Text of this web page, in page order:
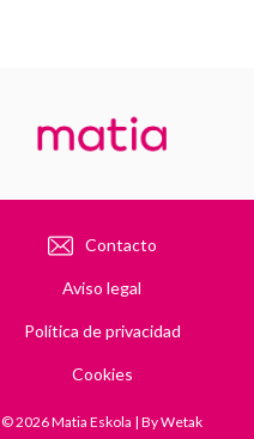
Contacto
Aviso legal
Política de privacidad
Cookies
© 2026Matia Eskola | ByWetak